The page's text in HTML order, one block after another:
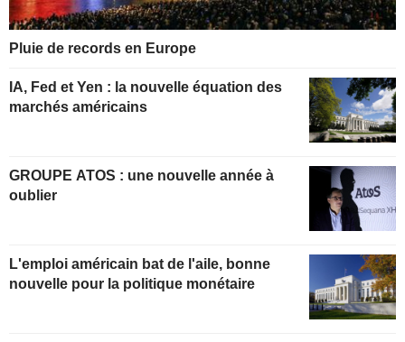
Pluie de records en Europe
IA, Fed et Yen : la nouvelle équation des
marchés américains
GROUPE ATOS : une nouvelle année à
oublier
L'emploi américain bat de l'aile, bonne
nouvelle pour la politique monétaire